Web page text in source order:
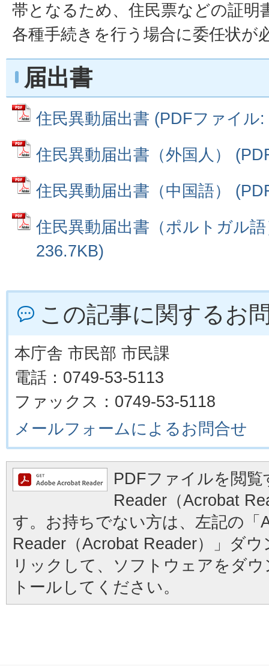
帯となるため、住民票などの証明
各種手続きを行う場合に委任状が
届出書
住民異動届出書 (PDFファイル
住民異動届出書（外国人）
住民異動届出書（中国語）
住民異動届出書（ポルトガル
236.7KB)
この記事に関するお
本庁舎 市民部 市民課
電話：0749-53-5113
ファックス：0749-53-5118
メールフォームによるお問合せ
PDFファイルを閲
Reader（Acrobat
す。お持ちでない方は、左記の「
Reader（Acrobat Reader）」ダ
リックして、ソフトウェアをダ
トールしてください。